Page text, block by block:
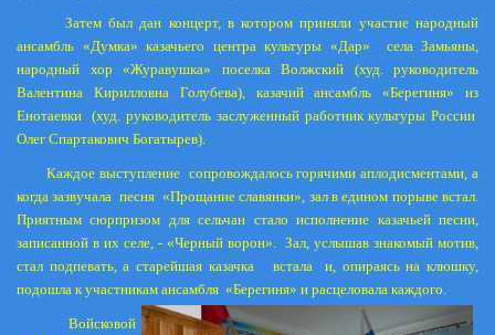
Затем был дан концерт, в котором приняли участие народный
ансамбль «Думка» казачьего центра культуры «Дар»
села Замьяны,
народный хор «Журавушка» поселка Волжский (худ. руководитель
Валентина Кирилловна Голубева), казачий ансамбль «Берегиня» из
Енотаевки
(худ. руководитель заслуженный работник культуры России
Олег Спартакович Богатырев).
Каждое выступление сопровождалось горячими аплодисментами, а
когда зазвучала песня «Прощание славянки», зал в едином порыве встал.
Приятным сюрпризом для сельчан стало исполнение казачьей песни,
записанной в их селе, - «Черный ворон». Зал, услышав знакомый мотив,
стал подпевать, а старейшая казачка
встала
и, опираясь на клюшку,
подошла к участникам ансамбля «Берегиня» и расцеловала каждого.
Войсковой